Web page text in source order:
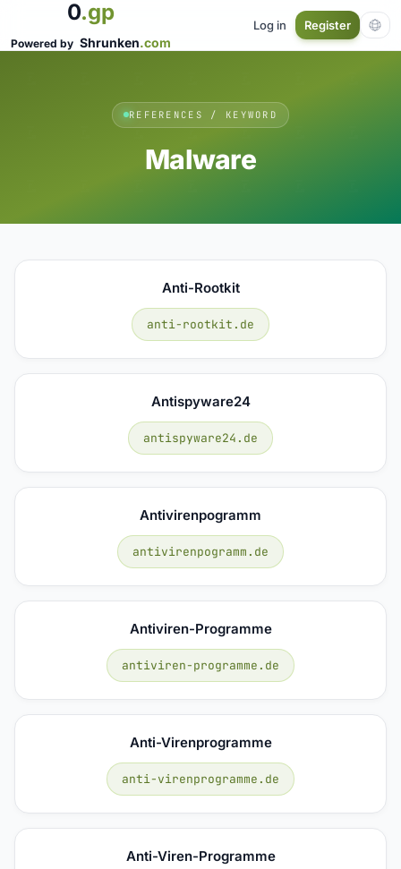
0.gp
Powered by Shrunken.com
Log in Register
REFERENCES / KEYWORD
Malware
Anti-Rootkit
anti-rootkit.de
Antispyware24
antispyware24.de
Antivirenpogramm
antivirenpogramm.de
Antiviren-Programme
antiviren-programme.de
Anti-Virenprogramme
anti-virenprogramme.de
Anti-Viren-Programme